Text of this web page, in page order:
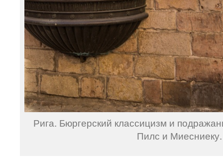
Рига. Бюргерский классицизм и
Пилс и Миесниеку.